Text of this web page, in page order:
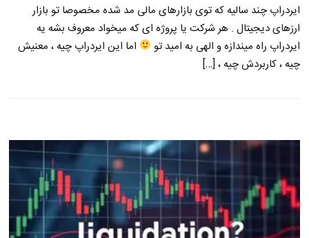
ایردراپ چند سالیه که توی بازارهای مالی مد شده مخصوصا تو بازار
ارزهای دیجیتال . هر شرکت یا پروژه ای که میخواد معروف بشه یه
ایردراپ راه میندازه و الهی به امید تو
اما این ایردراپ چیه ، معنیش
چیه ، کاربردش چیه ، […]